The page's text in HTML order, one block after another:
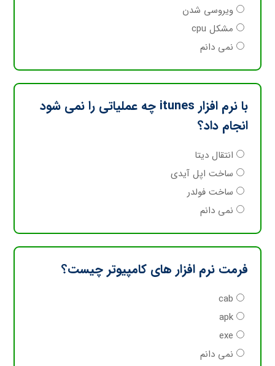
ویروسی شدن
مشکل cpu
نمی دانم
با نرم افزار itunes چه عملیاتی را نمی شود
انجام داد؟
انتقال دیتا
ساخت اپل آیدی
ساخت فولدر
نمی دانم
فرمت نرم افزار های کامپیوتر چیست؟
apk
نمی دانم